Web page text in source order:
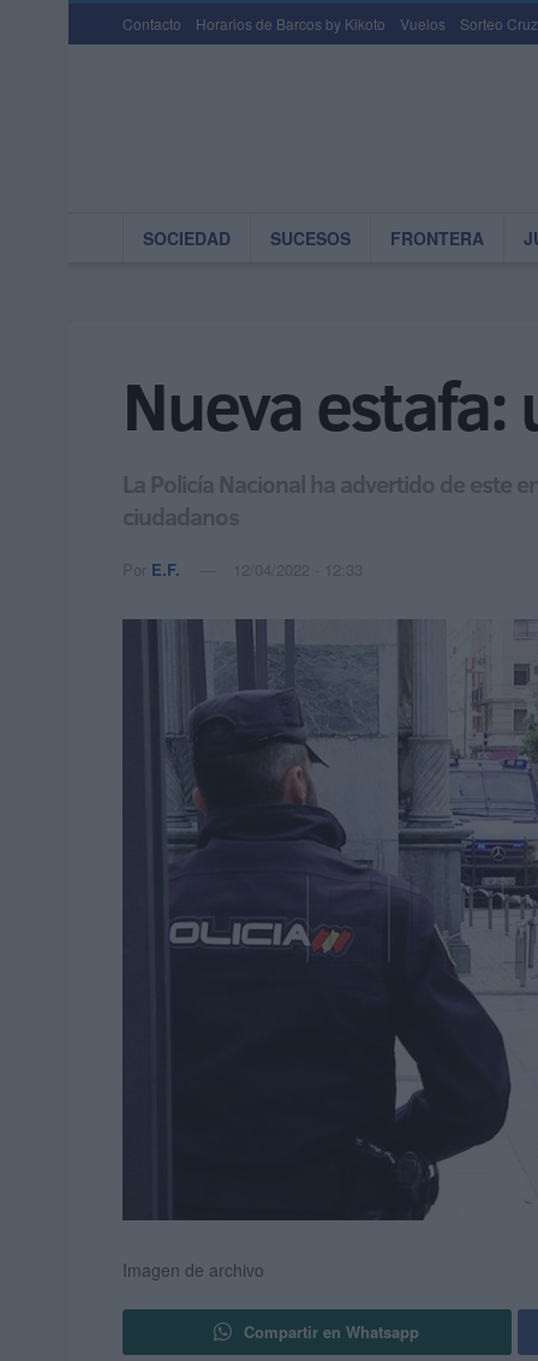
Contacto Horarios de Barcos by Kikoto Vuelos Sorteo
SOCIEDAD SUCESOS FRONTERA
Nueva
La Policía Nacional ha advertido de este
ciudadanos
Por E.F. 12/04/2022 - 12:33
Imagen de archivo
Compartir en Whatsapp